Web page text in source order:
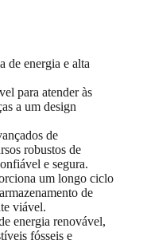
de energia e alta
para atender às
a um design
de
robustos de
e segura.
um longo ciclo
de
viável.
energia renovável,
fósseis e